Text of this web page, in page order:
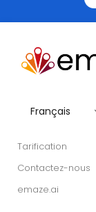
Français
Tarification
Contactez-nous
emaze.ai